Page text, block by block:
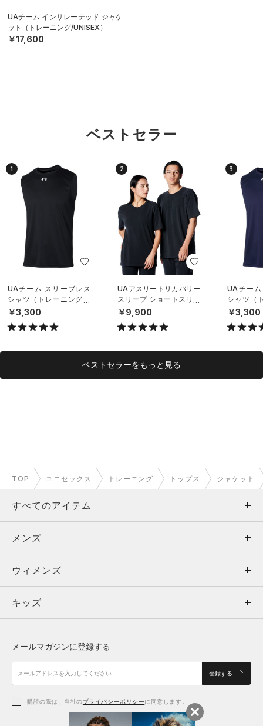
UAチーム インサレーテッド ジャケ
ット（トレーニング/UNISEX）
￥17,600
ベストセラー
1
UAチーム スリーブレス
シャツ（トレーニング/U
NISEX）
￥3,300
2
UAアスリートリカバリー
スリープ ショートスリー
ブ シャツ（ライフスタイ
ル/UNISEX）
￥9,900
3
UAチー
シャツ（
NISEX）
￥3,300
ベストセラーをもっと見る
TOP ユニセックス トレーニング トップス ジャケット
すべてのアイテム
メンズ
ウィメンズ
キッズ
アクセサリー
メンズ
トップス
ボトムス
アクセサリー
ウィメンズ
トップス
シューズ
アクセサリー
キッズ
シューズ
メールマガジンに登録する
登録する
購読の際は、当社のプライバシーポリシーに同意します。